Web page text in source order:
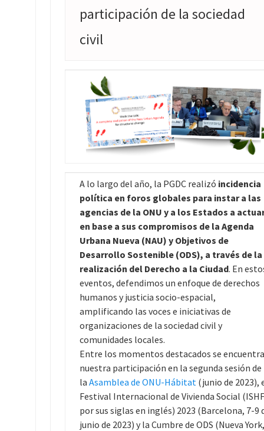
participación de la sociedad
civil
A lo largo del año, la PGDC realizó incidencia
política en foros globales para instar a las
agencias de la ONU y a los Estados a
en base a sus compromisos de la Agenda
Urbana Nueva (NAU) y Objetivos de
Desarrollo Sostenible (ODS), a través de la
realización del Derecho a la Ciudad. En
eventos, defendimos un enfoque de derechos
humanos y justicia socio-espacial,
amplificando las voces e iniciativas de
organizaciones de la sociedad civil y
comunidades locales.
Entre los momentos destacados se encuentra
nuestra participación en la segunda sesión de
la Asamblea de ONU-Hábitat(junio de 2023),
Festival Internacional de Vivienda Social
por sus siglas en inglés) 2023 (Barcelona, 7-9
junio de 2023) y la Cumbre de ODS (Nueva York,